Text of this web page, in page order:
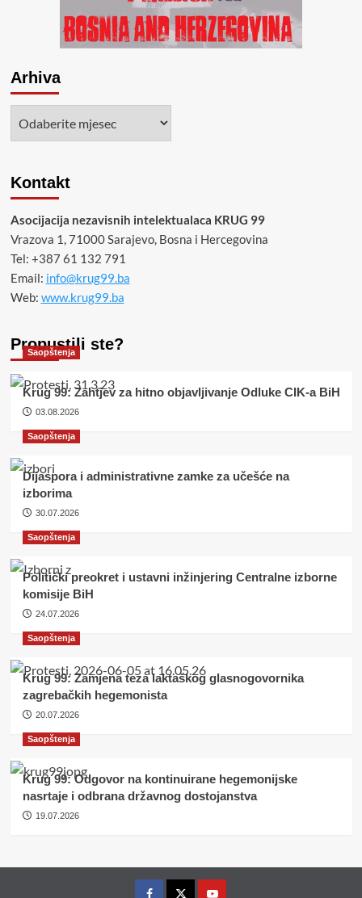
Arhiva
Kontakt
Asocijacija nezavisnih intelektualaca KRUG 99
Vrazova 1, 71000 Sarajevo, Bosna i Hercegovina
Tel: +387 61 132 791
Email: info@krug99.ba
Web: www.krug99.ba
Propustili ste?
Saopštenja
Krug 99: Zahtjev za hitno objavljivanje Odluke CIK-a BiH
03.08.2026
Saopštenja
Dijaspora i administrativne zamke za učešće na
izborima
30.07.2026
Saopštenja
Politički preokret i ustavni inžinjering Centralne izborne
komisije BiH
24.07.2026
Saopštenja
Krug 99: Zamjena teza laktaškog glasnogovornika
zagrebačkih hegemonista
20.07.2026
Saopštenja
Krug 99: Odgovor na kontinuirane hegemonijske
nasrtaje i odbrana državnog dostojanstva
19.07.2026